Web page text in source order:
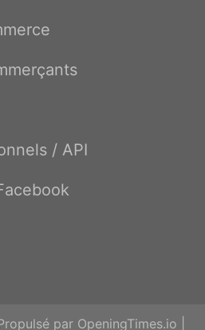
/ API
par OpeningTimes.io